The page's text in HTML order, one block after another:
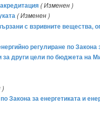
( Изменен )
( Изменен )
с взривните вещества,
регулиране по Закона
други цели по бюджета на
)
Закона за енергетиката и